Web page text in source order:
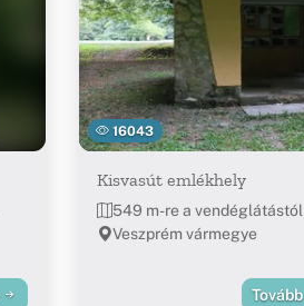
16043
Kisvasút emlékhely
549 m-re a vendéglátástól
Veszprém vármegye
Tovább